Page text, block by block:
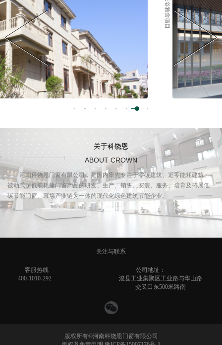
关于科饶恩
ABOUT CROWN
河南科饶恩门窗有限公司，是国内率先专注于零碳建筑、近零能耗建筑、
被动式超低能耗建门窗产品的研发、生产、销售、安装、服务、培育及拓展低
碳节能门窗、幕墙产业链为一体的现代化绿色建筑节能企业。
关注与联系
客服热线
400-1010-292
公司地址：
浚县工业集聚区工业路与华山路
交叉口东500米路南
版权所有©河南科饶恩门窗有限公司